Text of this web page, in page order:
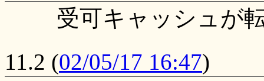
受可キャッシュが
11.2 (02/05/17 16:47)